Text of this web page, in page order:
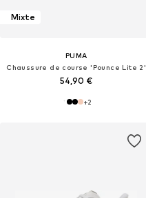
Mixte
PUMA
Chaussure de course 'Pounce Lite 2'
54,90 €
+2